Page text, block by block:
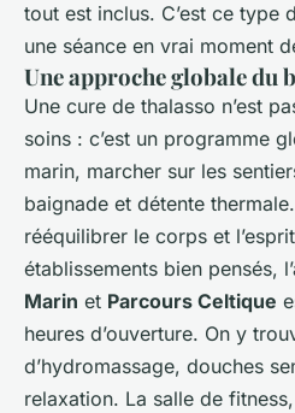
tout est inclus. C’est ce type
une séance en vrai moment
Une approche globale du
Une cure de thalasso n’est
soins : c’est un programme
marin, marcher sur les
baignade et détente
rééquilibrer le corps et
établissements bien pensés,
Marin et Parcours Celtique
heures d’ouverture. On y
d’hydromassage, douches
relaxation. La salle de